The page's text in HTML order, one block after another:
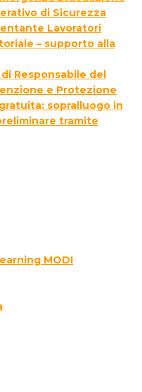
di Sicurezza
Lavoratori
– supporto alla
di Responsabile del
e Protezione
sopralluogo in
tramite
MODI